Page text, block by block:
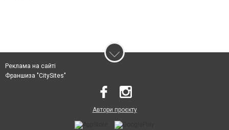
Реклама на сайті
Франшиза "CitySites"
Автори проєкту